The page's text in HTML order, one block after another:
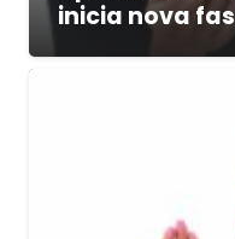
inicia nova